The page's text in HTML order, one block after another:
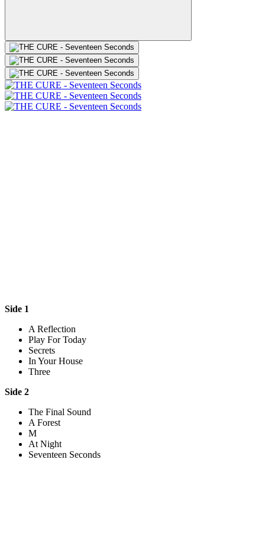
Side 1
A Reflection
Play For Today
Secrets
In Your House
Three
Side 2
The Final Sound
A Forest
M
At Night
Seventeen Seconds